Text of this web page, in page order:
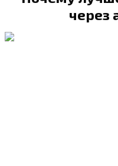
через